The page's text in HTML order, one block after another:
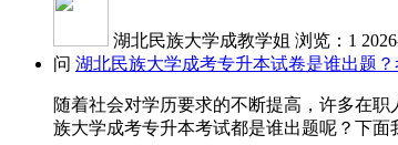
湖北民族大学成教学姐 浏览：1
问 湖北民族大学成考专升本试卷是谁出题？
随着社会对学历要求的不断提高，许多在
族大学成考专升本考试都是谁出题呢？下面